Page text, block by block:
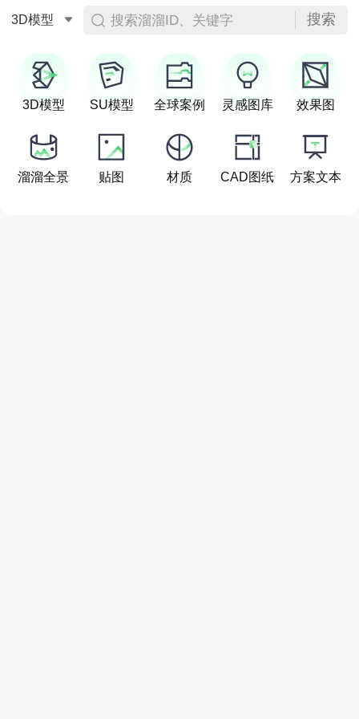
3D模型 搜索溜溜ID、关键字 搜索
3D模型 SU模型 全球案例 灵感图库 效果图
溜溜全景 贴图 材质 CAD图纸 方案文本